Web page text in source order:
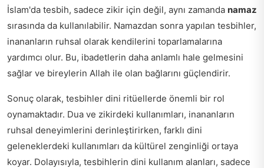
İslam'da tesbih, sadece zikir için değil, aynı zamanda namaz
sırasında da kullanılabilir. Namazdan sonra yapılan tesbihler,
inananların ruhsal olarak kendilerini toparlamalarına
yardımcı olur. Bu, ibadetlerin daha anlamlı hale gelmesini
sağlar ve bireylerin Allah ile olan bağlarını güçlendirir.
Sonuç olarak, tesbihler dini ritüellerde önemli bir rol
oynamaktadır. Dua ve zikirdeki kullanımları, inananların
ruhsal deneyimlerini derinleştirirken, farklı dini
geleneklerdeki kullanımları da kültürel zenginliği ortaya
koyar. Dolayısıyla, tesbihlerin dini kullanım alanları, sadece